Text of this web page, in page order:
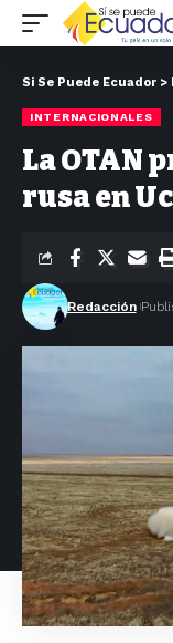
Si Se Puede Ecuador >
INTERNACIONALES
La OTAN
rusa en
Redacción